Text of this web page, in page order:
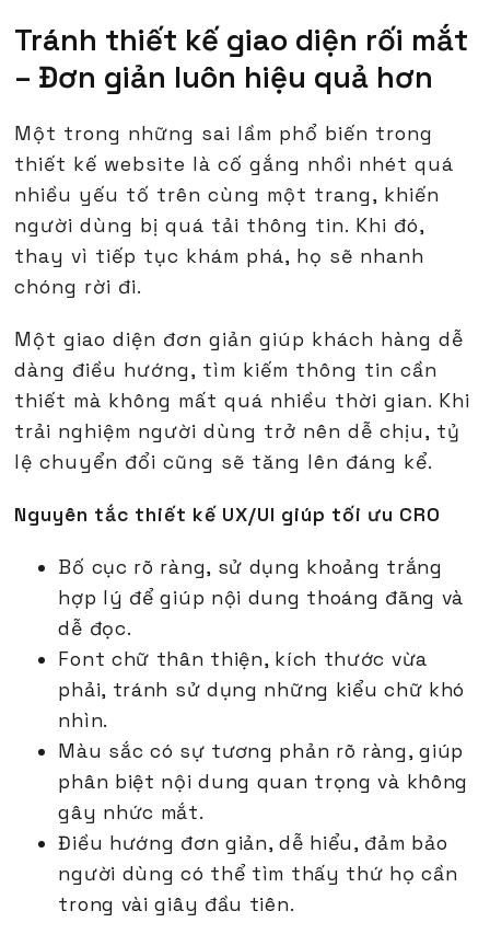
Tránh thiết kế giao diện rối mắt
– Đơn giản luôn hiệu quả hơn
Một trong những sai lầm phổ biến trong
thiết kế website là cố gắng nhồi nhét quá
nhiều yếu tố trên cùng một trang, khiến
người dùng bị quá tải thông tin. Khi đó,
thay vì tiếp tục khám phá, họ sẽ nhanh
chóng rời đi.
Một giao diện đơn giản giúp khách hàng dễ
dàng điều hướng, tìm kiếm thông tin cần
thiết mà không mất quá nhiều thời gian. Khi
trải nghiệm người dùng trở nên dễ chịu, tỷ
lệ chuyển đổi cũng sẽ tăng lên đáng kể.
Nguyên tắc thiết kế UX/UI giúp tối ưu CRO
Bố cục rõ ràng, sử dụng khoảng trắng
hợp lý để giúp nội dung thoáng đãng và
dễ đọc.
Font chữ thân thiện, kích thước vừa
phải, tránh sử dụng những kiểu chữ khó
nhìn.
Màu sắc có sự tương phản rõ ràng, giúp
phân biệt nội dung quan trọng và không
gây nhức mắt.
Điều hướng đơn giản, dễ hiểu, đảm bảo
người dùng có thể tìm thấy thứ họ cần
trong vài giây đầu tiên.